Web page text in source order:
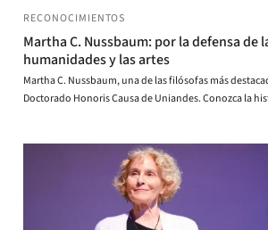
RECONOCIMIENTOS
Martha C. Nussbaum: por la defensa de
humanidades y las artes
Martha C. Nussbaum, una de las filósofas más
Doctorado Honoris Causa de Uniandes. Conozca la